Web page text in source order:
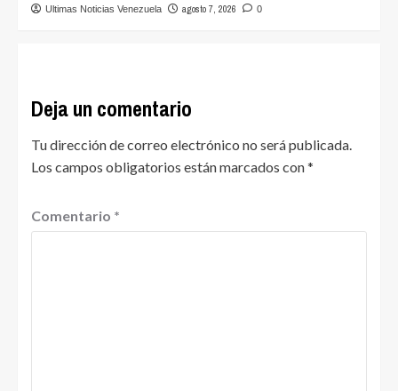
Ultimas Noticias Venezuela agosto 7, 2026 0
Deja un comentario
Tu dirección de correo electrónico no será publicada.
Los campos obligatorios están marcados con*
Comentario *